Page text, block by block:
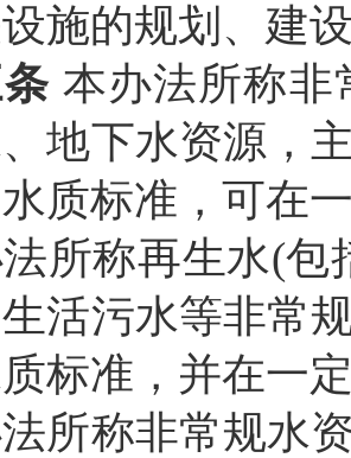
施的规划、建
本办法所称非
地下水资源，
质标准，可在
所称再生水(包
活污水等非常
标准，并在一
所称非常规水